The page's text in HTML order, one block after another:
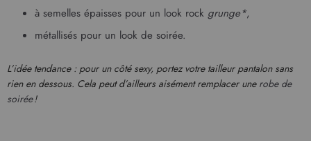
à semelles épaisses pour un look rock grunge*,
métallisés pour un look de soirée.
L’idée tendance : pour un côté sexy, portez votre tailleur pantalon sans
rien en dessous. Cela peut d’ailleurs aisément remplacer une robe de
soirée!